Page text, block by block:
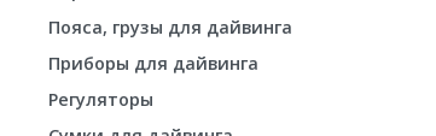
Пояса, грузы для дайвинга
Приборы для дайвинга
Регуляторы